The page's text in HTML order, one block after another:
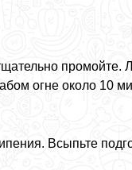
промойте.
огне около 10
Всыпьте